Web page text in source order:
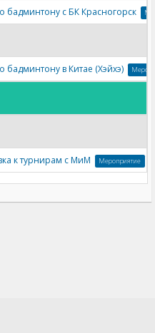
бадминтону с БК Красногорск
бадминтону в Китае (Хэйхэ)
к турнирам с МиМ Мероприятие